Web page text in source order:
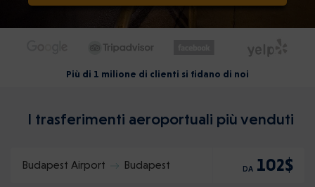
Più di 1 milione di clienti si fidano di noi
I trasferimenti aeroportuali più venduti
Budapest Airport Budapest DA 102$